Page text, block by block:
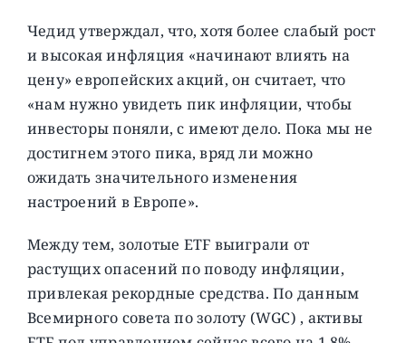
Чедид утверждал, что, хотя более слабый рост
и высокая инфляция «начинают влиять на
цену» европейских акций, он считает, что
«нам нужно увидеть пик инфляции, чтобы
инвесторы поняли, с имеют дело. Пока мы не
достигнем этого пика, вряд ли можно
ожидать значительного изменения
настроений в Европе».
Между тем, золотые ETF выиграли от
растущих опасений по поводу инфляции,
привлекая рекордные средства. По данным
Всемирного совета по золоту (WGC) , активы